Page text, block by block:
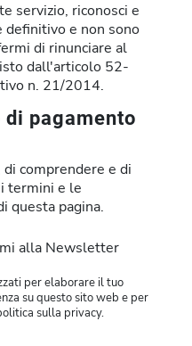
servizio, riconosci e
definitivo e non sono
di rinunciare al
dall'articolo 52-
n. 21/2014.
di pagamento
comprendere e di
termini e le
questa pagina.
alla Newsletter
per elaborare il tuo
su questo sito web e per
sulla privacy.